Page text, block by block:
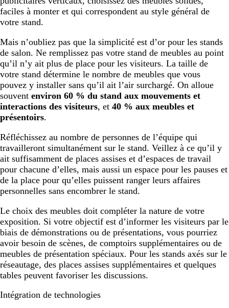
faciles à monter et qui correspondent au style général de
votre stand.
Mais n’oubliez pas que la simplicité est d’or pour les stands
de salon. Ne remplissez pas votre stand de meubles au point
qu’il n’y ait plus de place pour les visiteurs. La taille de
votre stand détermine le nombre de meubles que vous
pouvez y installer sans qu’il ait l’air surchargé. On alloue
souvent environ 60 % du stand aux mouvements et
interactions des visiteurs, et 40 % aux meubles et
présentoirs.
Réfléchissez au nombre de personnes de l’équipe qui
travailleront simultanément sur le stand. Veillez à ce qu’il y
ait suffisamment de places assises et d’espaces de travail
pour chacune d’elles, mais aussi un espace pour les pauses et
de la place pour qu’elles puissent ranger leurs affaires
personnelles sans encombrer le stand.
Le choix des meubles doit compléter la nature de votre
exposition. Si votre objectif est d’informer les visiteurs par le
biais de démonstrations ou de présentations, vous pourriez
avoir besoin de scènes, de comptoirs supplémentaires ou de
meubles de présentation spéciaux. Pour les stands axés sur le
réseautage, des places assises supplémentaires et quelques
tables peuvent favoriser les discussions.
Intégration de technologies